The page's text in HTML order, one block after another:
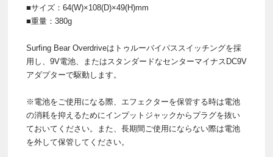
■サイズ：64(W)×108(D)×49(H)mm
■重量：380g
Surfing Bear Overdriveはトゥルーバイパススイッチングを採
用し、9V電池、またはスタンダードなセンターマイナスDC9V
アダプターで駆動します。
※電池をご使用になる際、エフェクターを保管する時は電池
の消耗を抑えるためにインプットジャックからプラグを抜い
ておいてください。また、長期間ご使用にならない際は電池
を外して保管してください。